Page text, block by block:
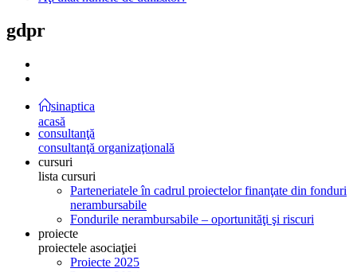
gdpr
sinaptica
acasă
consultanţă
consultanţă organizaţională
cursuri
lista cursuri
Parteneriatele în cadrul proiectelor finanţate din fonduri
nerambursabile
Fondurile nerambursabile – oportunităţi şi riscuri
proiecte
proiectele asociaţiei
Proiecte 2025